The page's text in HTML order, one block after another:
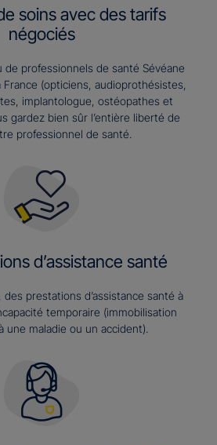
soins avec des tarifs
négociés
de professionnels de santé Sévéane
(opticiens, audioprothésistes,
implantologue, ostéopathes et
gardez bien sûr l’entière liberté de
professionnel de santé.
d’assistance santé
prestations d’assistance santé à
temporaire (immobilisation
une maladie ou un accident).